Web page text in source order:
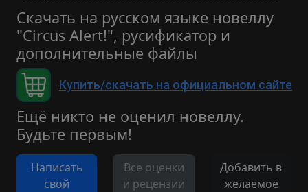
Скачать на русском языке новеллу
"Circus Alert!", русификатор и
дополнительные файлы
Купить/скачать на официальном сайте
Ещё никто не оценил новеллу.
Будьте первым!
Написать
свой
Все оценки
и рецензии
Добавить в
желаемое